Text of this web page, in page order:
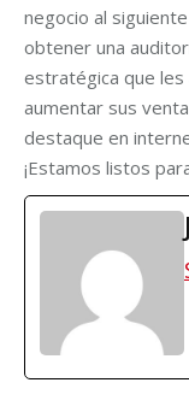
negocio al
obtener una
estratégica que les
aumentar sus
destaque en
¡Estamos listos